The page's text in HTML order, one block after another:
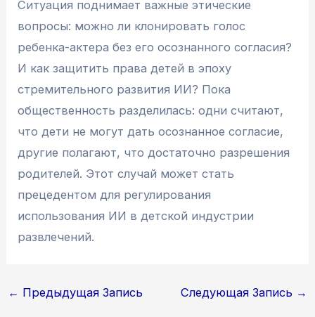
Ситуация поднимает важные этические
вопросы: можно ли клонировать голос
ребенка-актера без его осознанного согласия?
И как защитить права детей в эпоху
стремительного развития ИИ? Пока
общественность разделилась: одни считают,
что дети не могут дать осознанное согласие,
другие полагают, что достаточно разрешения
родителей. Этот случай может стать
прецедентом для регулирования
использования ИИ в детской индустрии
развлечений.
Навигация
← Предыдущая Запись Следующая Запись →